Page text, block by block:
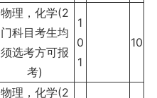
物理，化学(2
门科目考生均
须选考方可报
考)
1
0
1
10
物理，化学(2